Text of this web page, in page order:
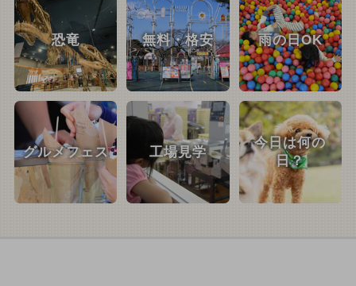
恐竜 無料・格安 雨の日OK
グルメフェス 工場見学
今日は何の
日？